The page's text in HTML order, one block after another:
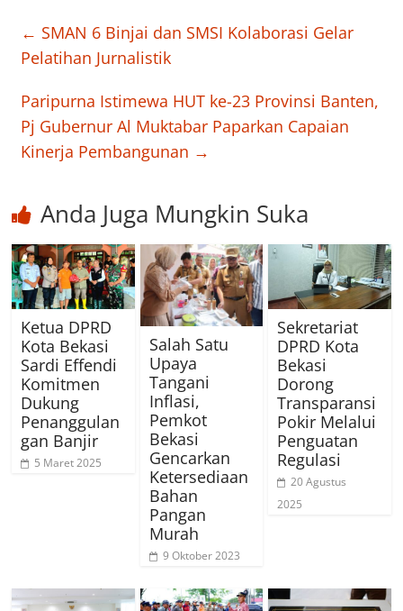
← SMAN 6 Binjai dan SMSI Kolaborasi Gelar
Pelatihan Jurnalistik
Paripurna Istimewa HUT ke-23 Provinsi Banten,
Pj Gubernur Al Muktabar Paparkan Capaian
Kinerja Pembangunan →
Anda Juga Mungkin Suka
Ketua DPRD
Kota Bekasi
Sardi Effendi
Komitmen
Dukung
Penanggulan
gan Banjir
5 Maret 2025
Salah Satu
Upaya
Tangani
Inflasi,
Pemkot
Bekasi
Gencarkan
Ketersediaan
Bahan
Pangan
Murah
9 Oktober 2023
Sekretariat
DPRD Kota
Bekasi
Dorong
Transparansi
Pokir Melalui
Penguatan
Regulasi
20 Agustus
2025